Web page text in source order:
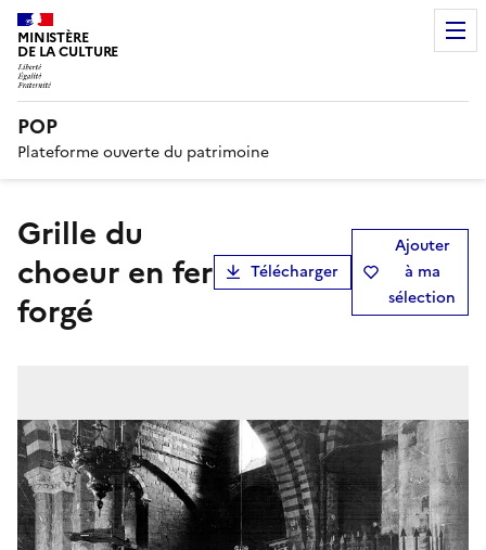
MINISTÈRE
DE LA CULTURE
POP
Plateforme ouverte du patrimoine
Grille du
choeur en fer
forgé
Télécharger
Ajouter
à ma
sélection